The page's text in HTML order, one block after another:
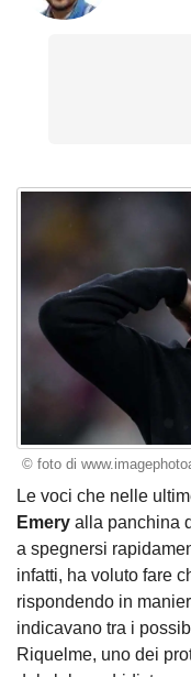
© foto di
Le voci che nelle
Emery alla panchina
a spegnersi
infatti, ha voluto fare
rispondendo in
indicavano tra i
Riquelme, uno dei